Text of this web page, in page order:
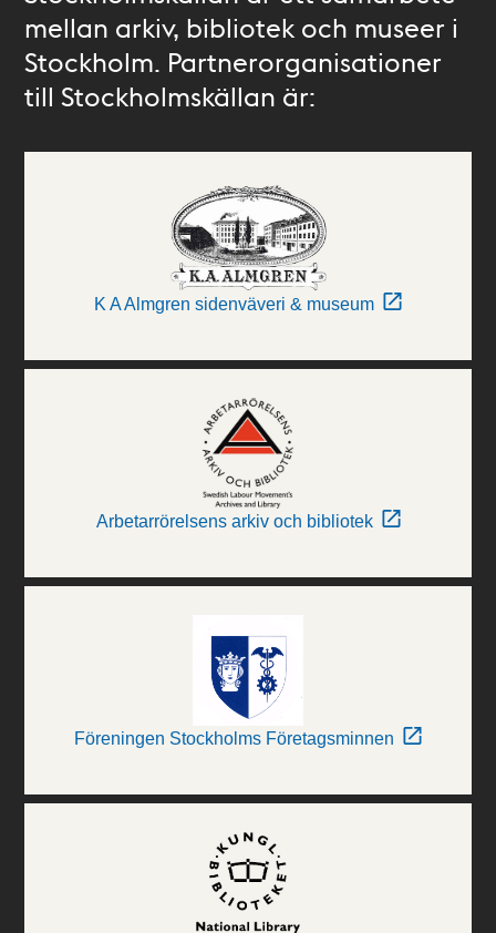
mellan arkiv, bibliotek och museer i
Stockholm. Partnerorganisationer
till Stockholmskällan är:
K A Almgren sidenväveri & museum
Arbetarrörelsens arkiv och bibliotek
Föreningen Stockholms Företagsminnen